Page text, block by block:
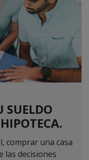
comprar una casa
las decisiones